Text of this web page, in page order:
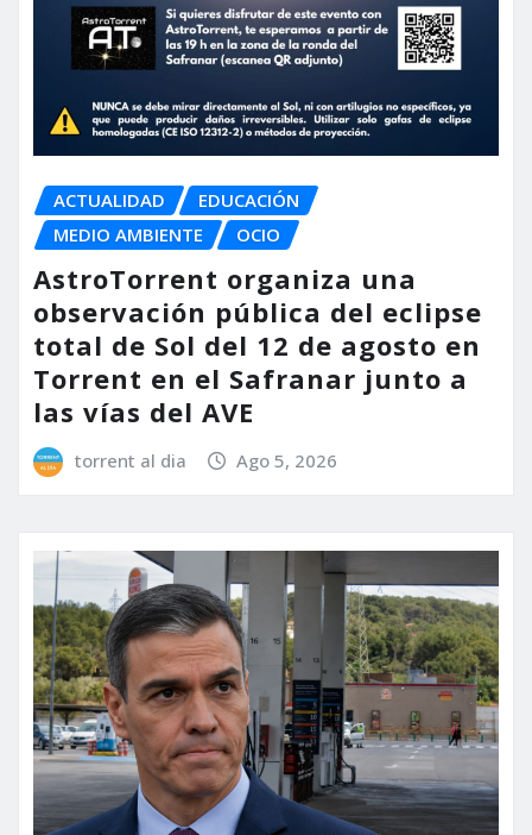
ACTUALIDAD
EDUCACIÓN
MEDIO AMBIENTE
OCIO
AstroTorrent organiza una
observación pública del eclipse
total de Sol del 12 de agosto en
Torrent en el Safranar junto a
las vías del AVE
torrent al dia Ago 5, 2026